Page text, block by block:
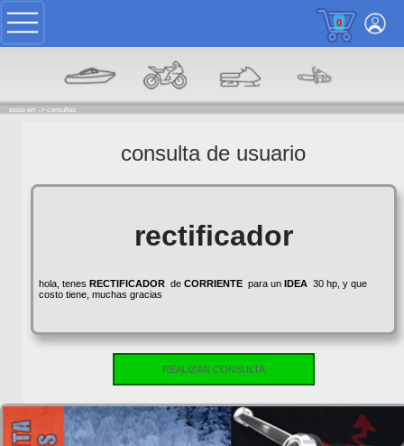
0
estas en: -> consultas
consulta de usuario
rectificador
hola, tenes RECTIFICADORde CORRIENTEpara un IDEA30 hp, y que
costo tiene, muchas gracias
REALIZAR CONSULTA